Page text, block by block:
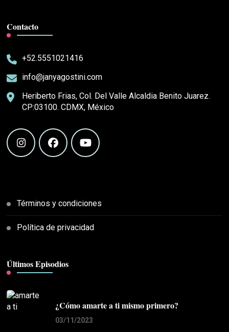
Contacto
+52.5551021416
info@janyagostini.com
Heriberto Frias, Col. Del Valle Alcaldia Benito Juarez.
CP:03100. CDMX, México
Términos y condiciones
Política de privacidad
Últimos Episodios
¿Cómo amarte a ti mismo primero?
03/11/2023